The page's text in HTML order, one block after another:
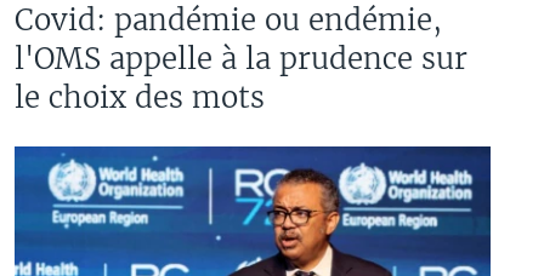
Covid: pandémie ou endémie,
l'OMS appelle à la prudence sur
le choix des mots